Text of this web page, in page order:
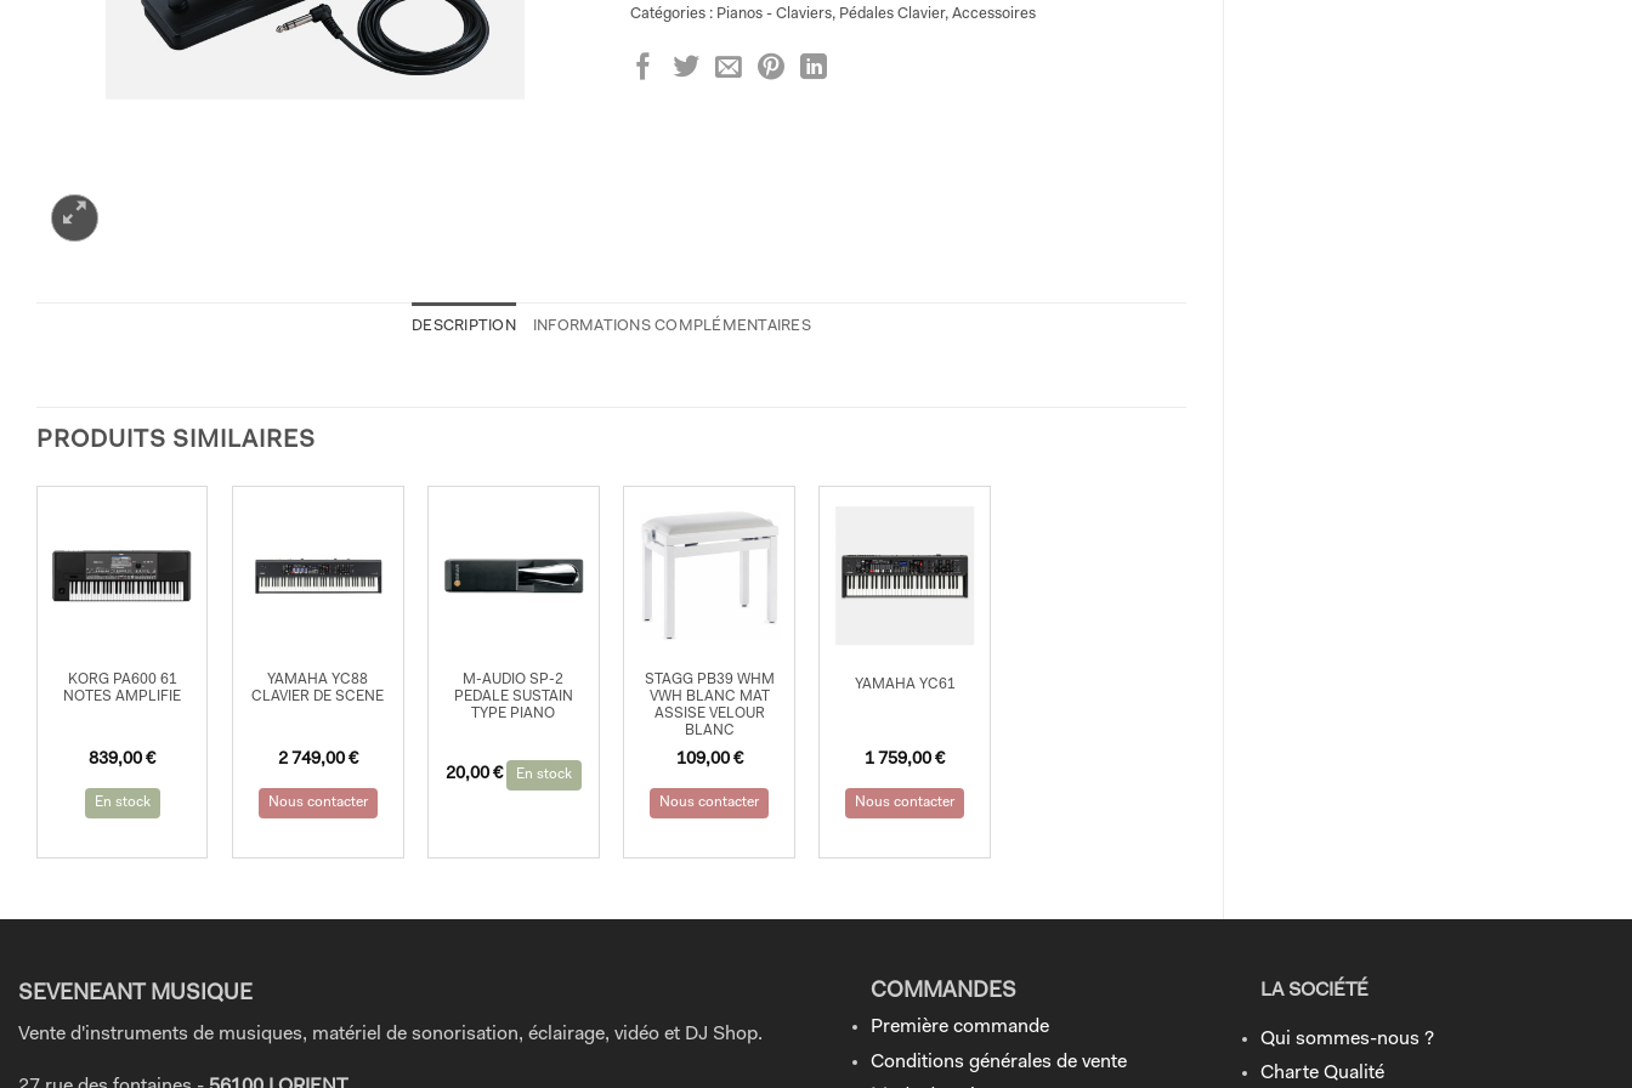
Catégories : Pianos - Claviers, Pédales Clavier, Accessoires
DESCRIPTION INFORMATIONS COMPLÉMENTAIRES
PRODUITS SIMILAIRES
KORG PA600 61
NOTES AMPLIFIE
839,00€
En stock
YAMAHA YC88
CLAVIER DE SCENE
2 749,00 €
Nous contacter
M-AUDIO SP-2
PEDALE SUSTAIN
TYPE PIANO
20,00 € En stock
STAGG PB39 WHM
VWH BLANC MAT
ASSISE VELOUR
BLANC
109,00 €
Nous contacter
YAMAHA YC61
1 759,00€
Nous contacter
SEVENEANT MUSIQUE
Vente d'instruments de musiques, matériel de sonorisation, éclairage, vidéo et DJ Shop.
COMMANDES
Première commande
Conditions générales de vente
LA SOCIÉTÉ
Qui sommes-nous ?
Charte Qualité